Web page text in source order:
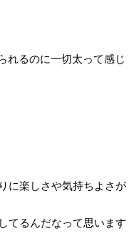
れるのに一切太って感じ
に楽しさや気持ちよさが
てるんだなって思います